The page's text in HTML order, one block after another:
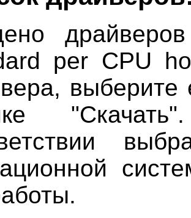
per CPU
выберите